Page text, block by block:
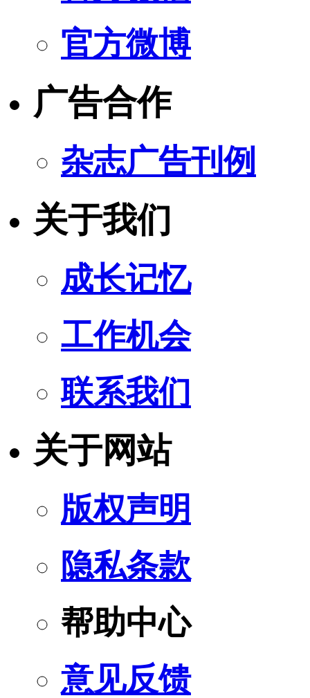
官方微博
广告合作
杂志广告刊例
关于我们
成长记忆
工作机会
联系我们
关于网站
版权声明
隐私条款
帮助中心
意见反馈